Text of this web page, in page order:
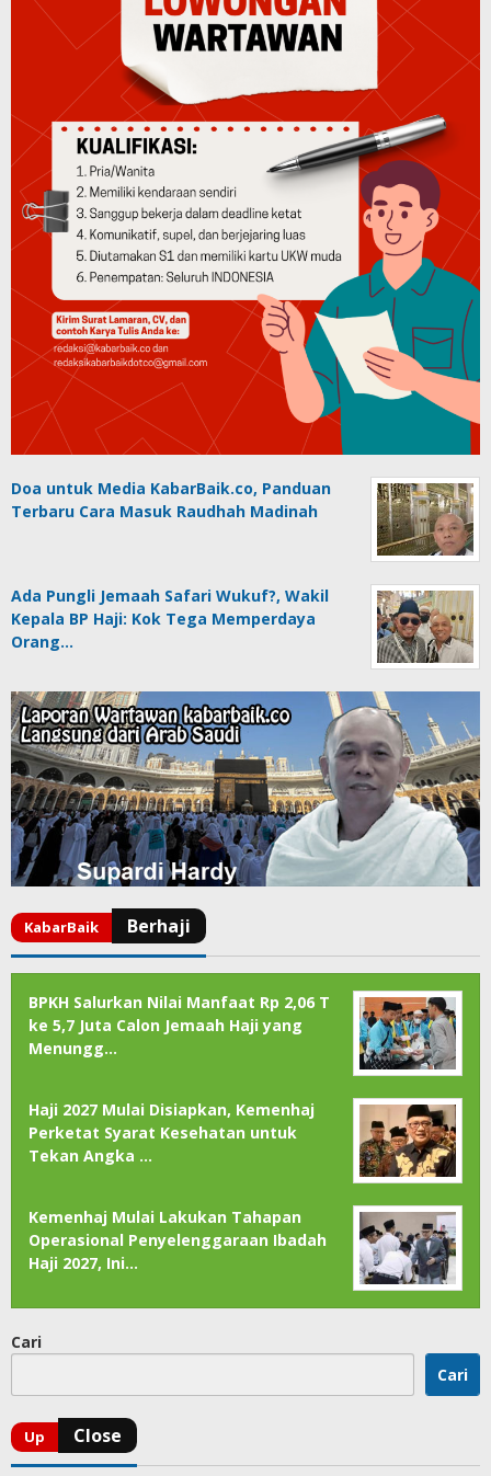
Doa untuk Media KabarBaik.co, Panduan
Terbaru Cara Masuk Raudhah Madinah
Ada Pungli Jemaah Safari Wukuf?, Wakil
Kepala BP Haji: Kok Tega Memperdaya
Orang…
BPKH Salurkan Nilai Manfaat Rp 2,06 T
ke 5,7 Juta Calon Jemaah Haji yang
Menungg…
Haji 2027 Mulai Disiapkan, Kemenhaj
Perketat Syarat Kesehatan untuk
Tekan Angka …
Kemenhaj Mulai Lakukan Tahapan
Operasional Penyelenggaraan Ibadah
Haji 2027, Ini…
Cari
Cari